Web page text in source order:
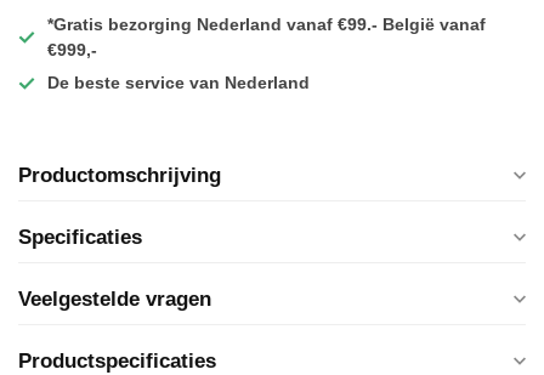
*Gratis bezorging Nederland vanaf €99.- België vanaf
€999,-
De beste service van Nederland
Productomschrijving
Specificaties
Veelgestelde vragen
Productspecificaties